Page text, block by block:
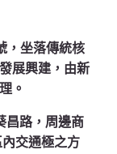
，坐落傳統核
展興建，由新
。
昌路，周邊商
交通極之方